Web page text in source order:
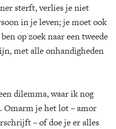
sterft, verlies je niet
in je leven; je moet ook
op zoek naar een tweede
met alle onhandigheden
dilemma, waar ik nog
Omarm je het lot – amor
– of doe je er alles